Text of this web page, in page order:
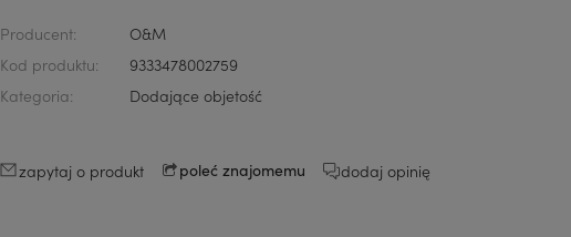
Producent:
O&M
Kod produktu:
9333478002759
Kategoria:
Dodające objetość
zapytaj o produkt poleć znajomemu dodaj opinię